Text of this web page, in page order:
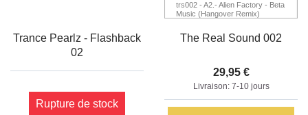
Trance Pearlz - Flashback
02
Rupture de stock
trs002 - A2.- Alien Factory - Beta
Music (Hangover Remix)
trs002 - B1.- Masters & Nickson
Feat. Justine Suissa - Out There
trs002 - B2.- Alek Száhala -
Alanamra
trs002 - B3.- Trivial Voice - Stay
The Real Sound 002
29,95 €
Livraison: 7-10 jours